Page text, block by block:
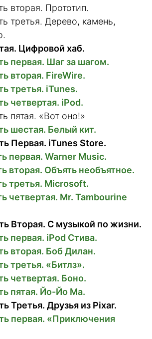
вторая. Прототип.
третья. Дерево, камень,
Цифровой хаб.
первая. Шаг за шагом.
вторая. FireWire.
третья. iTunes.
четвертая. iPod.
пятая. «Вот оно!»
шестая. Белый кит.
Первая. iTunes Store.
первая. Warner Music.
вторая. Объять необъятное.
третья. Microsoft.
четвертая. Mr. Tambourine
Вторая. С музыкой по жизни.
первая. iPod Стива.
вторая. Боб Дилан.
третья. «Битлз».
четвертая. Боно.
пятая. Йо-Йо Ма.
Третья. Друзья из Pixar.
первая. «Приключения